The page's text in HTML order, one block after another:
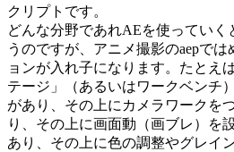
クリプトです。
どんな分野であれAEを使っていく
うのですが、アニメ撮影のaepで
ョンが入れ子になります。たとえ
テージ」（あるいはワークベンチ
があり、その上にカメラワークを
り、その上に画面動（画ブレ）を
あり、その上に色の調整やグレイ